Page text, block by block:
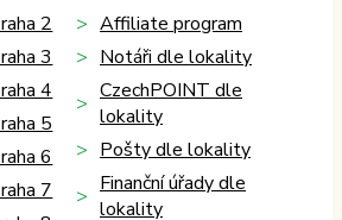
2
3
4
5
6
7
Affiliate program
Notáři dle lokality
CzechPOINT dle
lokality
Pošty dle lokality
Finanční úřady dle
lokality